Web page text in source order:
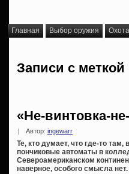
Главная Выбор оружия Охота
Записи с меткой
«Не-винтовка-
Автор: ingewarr
Те, кто думает, что где-то
пончиковые автоматы в
Североамериканском
наверное, особого смысла нет.